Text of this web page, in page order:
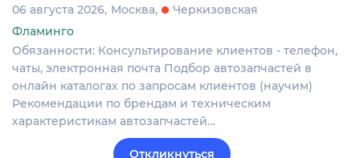
06 августа 2026 Москва
Черкизовская
Фламинго
Обязанности: Консультирование клиентов - телефон,
чаты, электронная почта Подбор автозапчастей в
онлайн каталогах по запросам клиентов (научим)
Рекомендации по брендам и техническим
характеристикам автозапчастей…
Откликнуться